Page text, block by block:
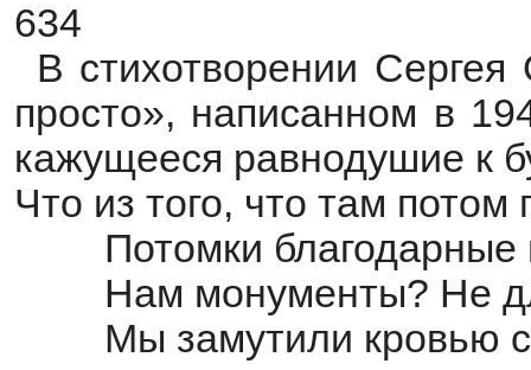
634
В стихотворении
просто», написанном в
кажущееся равнодушие к
Что из того, что там потом
Потомки благодарные
Нам монументы? Не
Мы замутили кровью